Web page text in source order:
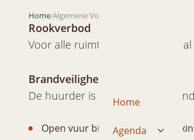
Home
Agenda
Home/Algemene Voorwaarden
Rookverbod
Voor alle ruimten geldt een
Brandveiligheid
De huurder is verplicht in
Open vuur binnen: kaarsen,